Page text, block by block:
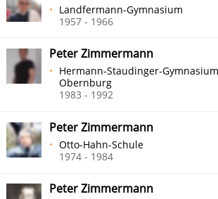
Landfermann-Gymnasium
1957 - 1966
Peter Zimmermann
Hermann-Staudinger-
Obernburg
1983 - 1992
Peter Zimmermann
Otto-Hahn-Schule
1974 - 1984
Peter Zimmermann